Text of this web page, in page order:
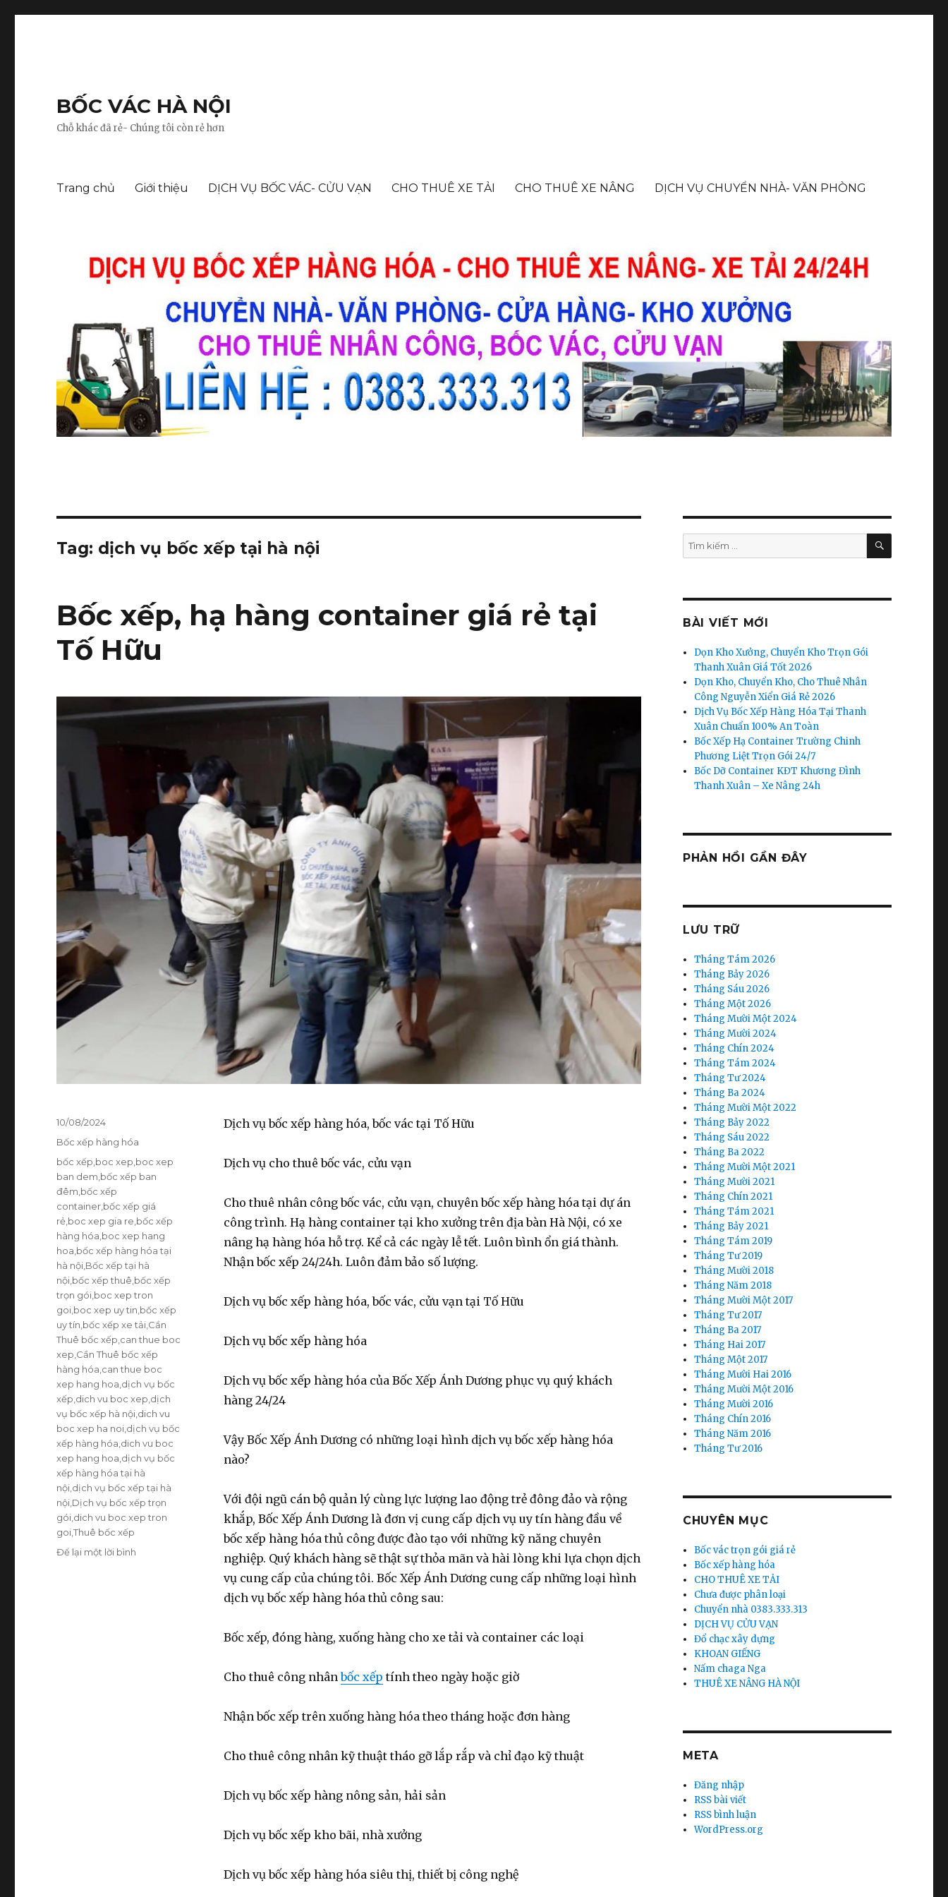
BỐC VÁC HÀ NỘI
Chỗ khác đã rẻ- Chúng tôi còn rẻ hơn
Trang chủ Giới thiệu DỊCH VỤ BỐC VÁC- CỬU VẠN CHO THUÊ XE TẢI CHO THUÊ XE NÂNG DỊCH VỤ CHUYỂN NHÀ- VĂN PHÒNG
Tag: dịch vụ bốc xếp tại hà nội
Bốc xếp, hạ hàng container giá rẻ tại
Tố Hữu
Dịch vụ bốc xếp hàng hóa, bốc vác tại Tố Hữu
Dịch vụ cho thuê bốc vác, cửu vạn
Cho thuê nhân công bốc vác, cửu vạn, chuyên bốc xếp hàng hóa tại dự án
công trình. Hạ hàng container tại kho xưởng trên địa bàn Hà Nội, có xe
nâng hạ hàng hóa hỗ trợ. Kể cả các ngày lễ tết. Luôn bình ổn giá thành.
Nhận bốc xếp 24/24h. Luôn đảm bảo số lượng.
Dịch vụ bốc xếp hàng hóa, bốc vác, cửu vạn tại Tố Hữu
Dịch vụ bốc xếp hàng hóa
Dịch vụ bốc xếp hàng hóa của Bốc Xếp Ánh Dương phục vụ quý khách
hàng 24/24
Vậy Bốc Xếp Ánh Dương có những loại hình dịch vụ bốc xếp hàng hóa
nào?
Với đội ngũ cán bộ quản lý cùng lực lượng lao động trẻ đông đảo và rộng
khắp, Bốc Xếp Ánh Dương là đơn vị cung cấp dịch vụ uy tín hàng đầu về
bốc xếp hàng hóa thủ công được đào tạo với những kỹ năng chuyên
nghiệp. Quý khách hàng sẽ thật sự thỏa mãn và hài lòng khi lựa chọn dịch
vụ cung cấp của chúng tôi. Bốc Xếp Ánh Dương cung cấp những loại hình
dịch vụ bốc xếp hàng hóa thủ công sau:
Bốc xếp, đóng hàng, xuống hàng cho xe tải và container các loại
Cho thuê công nhânbốc xếp tính theo ngày hoặc giờ
Nhận bốc xếp trên xuống hàng hóa theo tháng hoặc đơn hàng
Cho thuê công nhân kỹ thuật tháo gỡ lắp rắp và chỉ đạo kỹ thuật
Dịch vụ bốc xếp hàng nông sản, hải sản
Dịch vụ bốc xếp kho bãi, nhà xưởng
Dịch vụ bốc xếp hàng hóa siêu thị, thiết bị công nghệ
Đăng
vào
10/08/2024
Danh
mục
Bốc xếp hàng hóa
Thẻ
bốc xếp boc xep boc xep
ban dem bốc xếp ban
đêm bốc xếp
container bốc xếp giá
rẻ boc xep gia re bốc xếp
hàng hóa boc xep hang
hoa bốc xếp hàng hóa tại
hà nội Bốc xếp tại hà
nội bốc xếp thuê bốc xếp
trọn gói boc xep tron
goi boc xep uy tin bốc xếp
uy tín bốc xếp xe tải Cần
Thuê bốc xếp can thue boc
xep Cần Thuê bốc xếp
hàng hóa can thue boc
xep hang hoa dịch vụ bốc
xếp dich vu boc xep dịch
vụ bốc xếp hà nội dich vu
boc xep ha noi dịch vụ bốc
xếp hàng hóa dich vu boc
xep hang hoa dịch vụ bốc
xếp hàng hóa tại hà
nội dịch vụ bốc xếp tại hà
nội Dịch vụ bốc xếp trọn
gói dich vu boc xep tron
goi,Thuê bốc xếp
Để lại một lời bình
Tìm
kiếm:
TÌM
BÀI VIẾT MỚI
Dọn Kho Xưởng, Chuyển Kho Trọn Gói
Thanh Xuân Giá Tốt 2026
Dọn Kho, Chuyển Kho, Cho Thuê Nhân
Công Nguyễn Xiển Giá Rẻ 2026
Dịch Vụ Bốc Xếp Hàng Hóa Tại Thanh
Xuân Chuẩn 100% An Toàn
Bốc Xếp Hạ Container Trường Chinh
Phương Liệt Trọn Gói 24/7
Bốc Dỡ Container KĐT Khương Đình
Thanh Xuân – Xe Nâng 24h
PHẢN HỒI GẦN ĐÂY
LƯU TRỮ
Tháng Tám 2026
Tháng Bảy 2026
Tháng Sáu 2026
Tháng Một 2026
Tháng Mười Một 2024
Tháng Mười 2024
Tháng Chín 2024
Tháng Tám 2024
Tháng Tư 2024
Tháng Ba 2024
Tháng Mười Một 2022
Tháng Bảy 2022
Tháng Sáu 2022
Tháng Ba 2022
Tháng Mười Một 2021
Tháng Mười 2021
Tháng Chín 2021
Tháng Tám 2021
Tháng Bảy 2021
Tháng Tám 2019
Tháng Tư 2019
Tháng Mười 2018
Tháng Năm 2018
Tháng Mười Một 2017
Tháng Tư 2017
Tháng Ba 2017
Tháng Hai 2017
Tháng Một 2017
Tháng Mười Hai 2016
Tháng Mười Một 2016
Tháng Mười 2016
Tháng Chín 2016
Tháng Năm 2016
Tháng Tư 2016
CHUYÊN MỤC
Bốc vác trọn gói giá rẻ
Bốc xếp hàng hóa
CHO THUÊ XE TẢI
Chưa được phân loại
Chuyển nhà 0383.333.313
DỊCH VỤ CỬU VẠN
Đổ chạc xây dựng
KHOAN GIẾNG
Nấm chaga Nga
THUÊ XE NÂNG HÀ NỘI
META
Đăng nhập
RSS bài viết
RSS bình luận
WordPress.org